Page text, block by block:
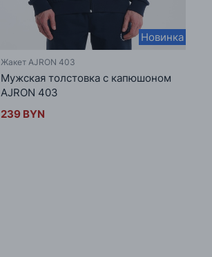
Новинка
Жакет AJRON 403
Мужская толстовка с капюшоном
AJRON 403
239 BYN